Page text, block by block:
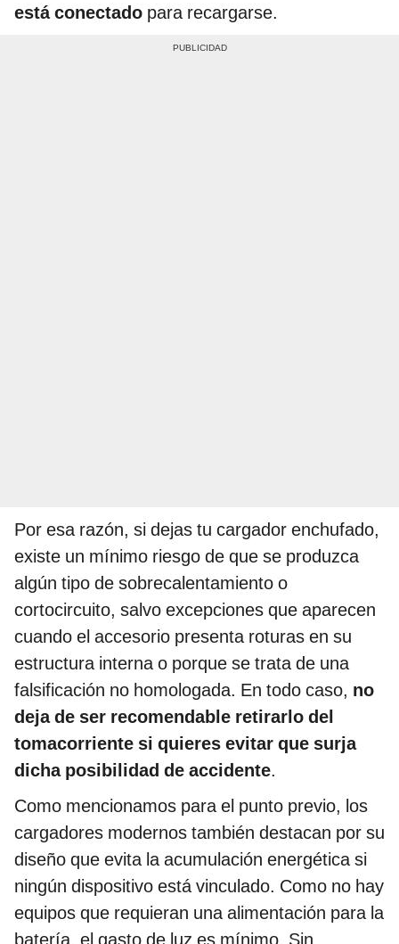
está conectado para recargarse.
Por esa razón, si dejas tu cargador enchufado,
existe un mínimo riesgo de que se produzca
algún tipo de sobrecalentamiento o
cortocircuito, salvo excepciones que aparecen
cuando el accesorio presenta roturas en su
estructura interna o porque se trata de una
falsificación no homologada. En todo caso, no
deja de ser recomendable retirarlo del
tomacorriente si quieres evitar que surja
dicha posibilidad de accidente.
Como mencionamos para el punto previo, los
cargadores modernos también destacan por su
diseño que evita la acumulación energética si
ningún dispositivo está vinculado. Como no hay
equipos que requieran una alimentación para la
batería, el gasto de luz es mínimo. Sin